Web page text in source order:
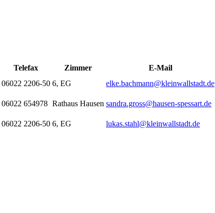
Telefax Zimmer
E-Mail
06022 2206-50 6, EG
elke.bachmann@kleinwallstadt.de
06022 654978 Rathaus Hausen sandra.gross@hausen-spessart.de
06022 2206-50 6, EG lukas.stahl@kleinwallstadt.de